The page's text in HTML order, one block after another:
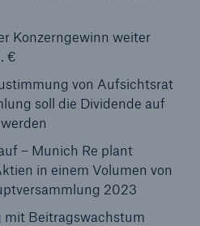
Konzerngewinn weiter
€
von Aufsichtsrat
soll die Dividende auf
– Munich Re plant
in einem Volumen von
2023
mit Beitragswachstum
for insurance